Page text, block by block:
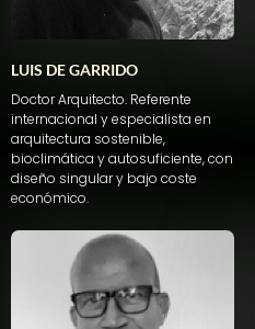
LUIS DE GARRIDO
Doctor Arquitecto. Referente
internacional y especialista en
arquitectura sostenible,
bioclimática y autosuficiente, con
diseño singular y bajo coste
económico.